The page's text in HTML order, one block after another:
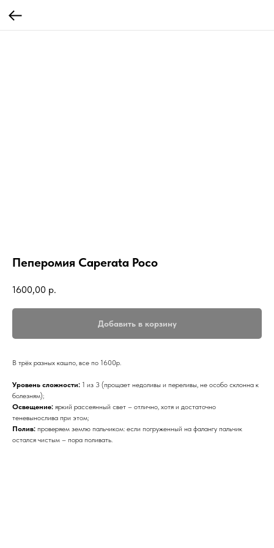
Пеперомия Caperata Poco
1600,00 р.
Добавить в корзину
В трёх разных кашпо, все по 1600р.
Уровень сложности: 1 из 3 (прощает недоливы и переливы, не особо склонна к
болезням);
Освещение: яркий рассеянный свет – отлично, хотя и достаточно
теневынослива при этом;
Полив: проверяем землю пальчиком: если погруженный на фалангу пальчик
остался чистым – пора поливать.